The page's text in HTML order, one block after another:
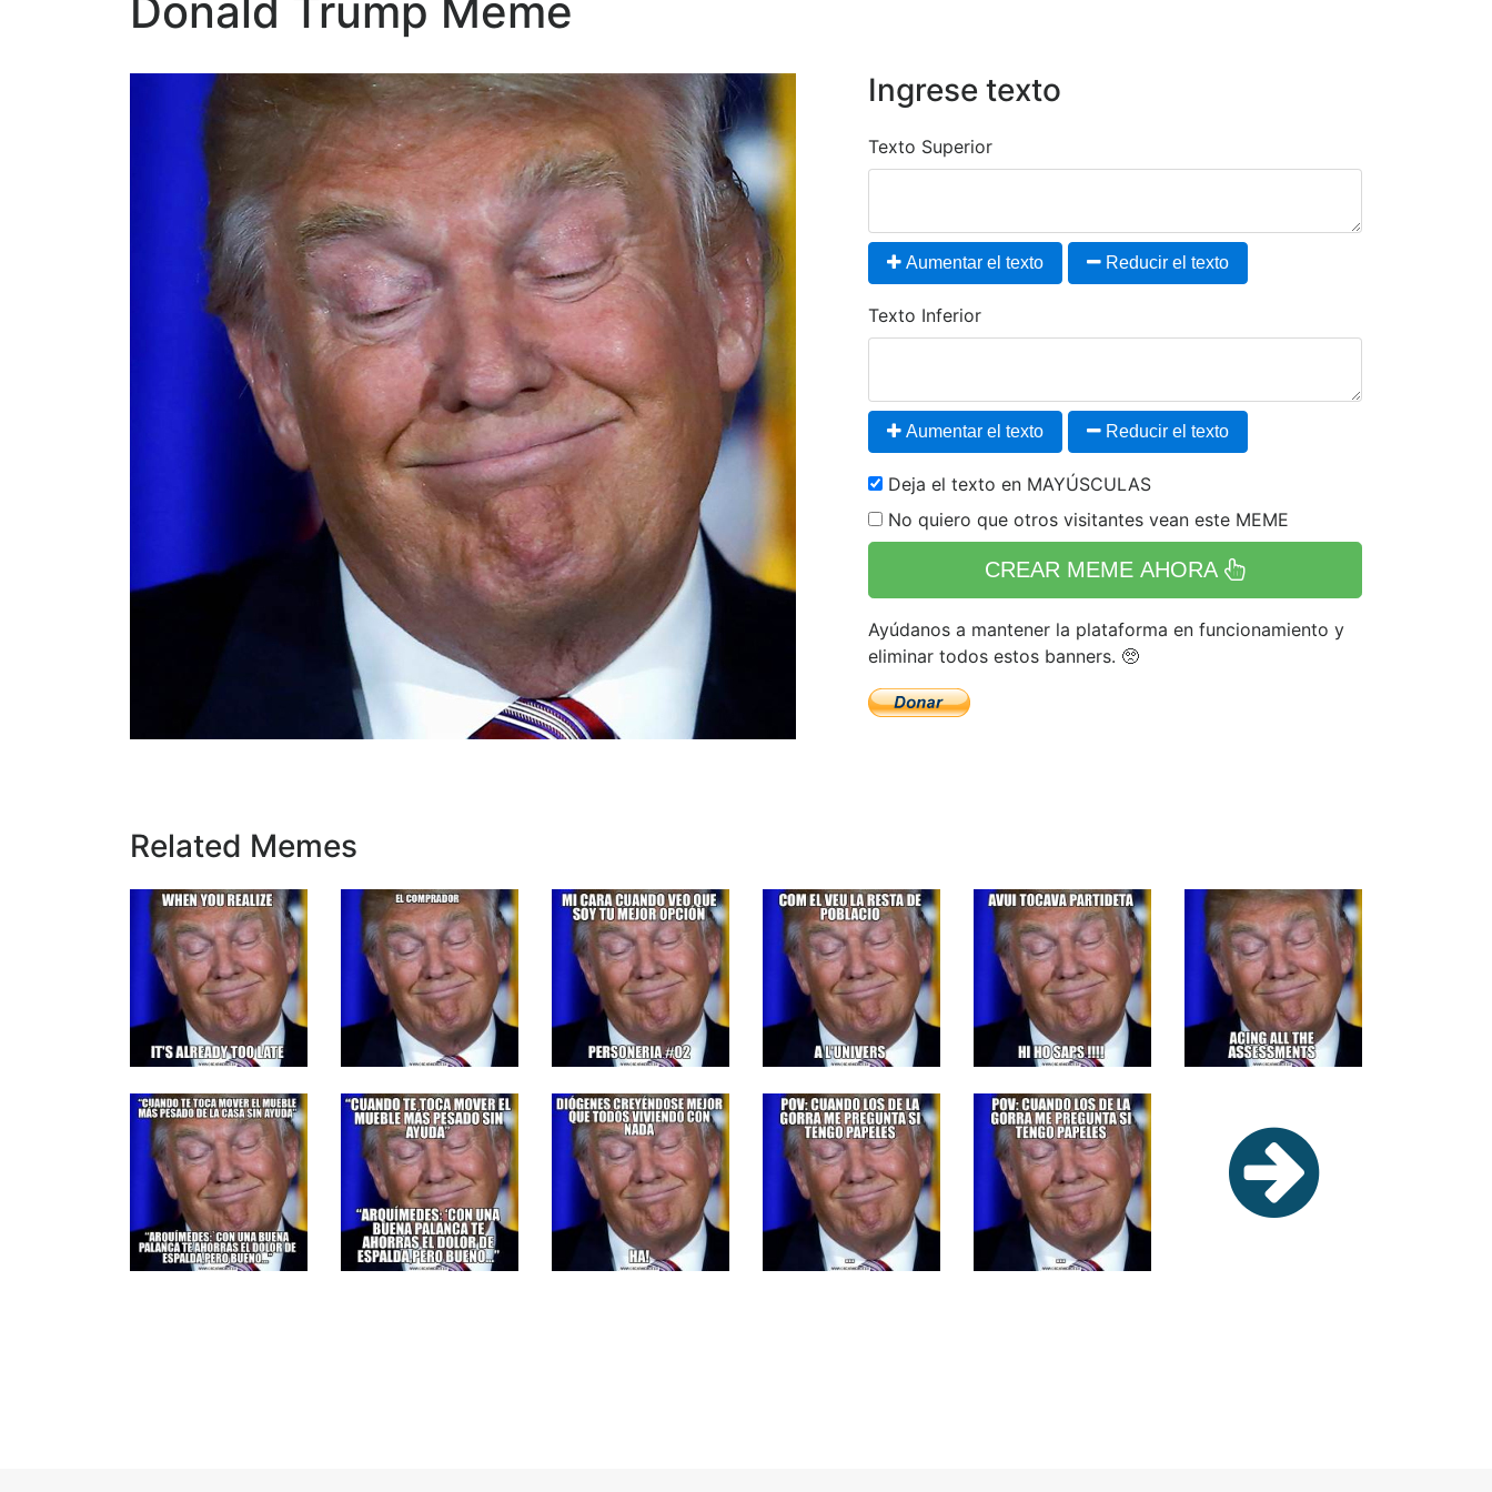
Donald Trump Meme
Ingrese texto
Texto Superior
Aumentar el texto Reducir el texto
Texto Inferior
Aumentar el texto Reducir el texto
Deja el texto en MAYÚSCULAS
No quiero que otros visitantes vean este MEME
CREAR MEME AHORA
Ayúdanos a mantener la plataforma en funcionamiento y
eliminar todos estos banners. 🥺
Related Memes